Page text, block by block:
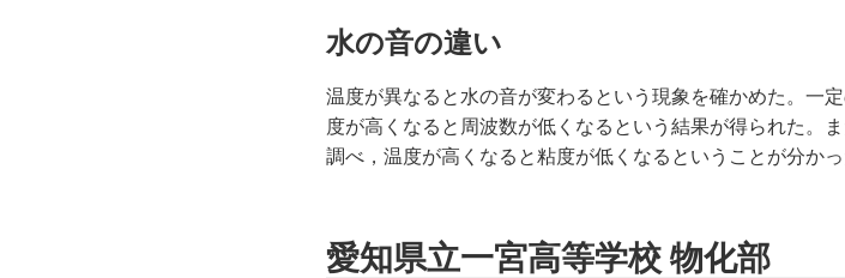
水の音の違い
温度が異なると水の音が変わるという現象を確かめた。一
度が高くなると周波数が低くなるという結果が得られた。
調べ，温度が高くなると粘度が低くなるということが分かっ
愛知県立一宮高等学校 物化部